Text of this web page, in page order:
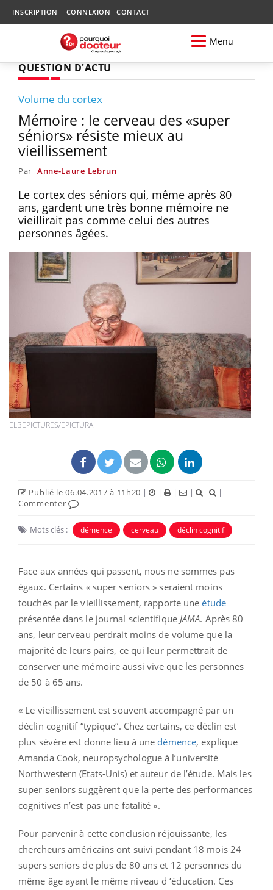
INSCRIPTION CONNEXION CONTACT
Menu
QUESTION D'ACTU
Volume du cortex
Mémoire : le cerveau des «super
séniors» résiste mieux au
vieillissement
Par Anne-Laure Lebrun
Le cortex des séniors qui, même après 80
ans, gardent une très bonne mémoire ne
vieillirait pas comme celui des autres
personnes âgées.
ELBEPICTURES/EPICTURA
Publié le 06.04.2017 à 11h20 | | | |
|
Commenter
Mots clés : démence cerveau déclin cognitif
Face aux années qui passent, nous ne sommes pas
égaux. Certains « super seniors » seraient moins
touchés par le vieillissement, rapporte uneétude
présentée dans le journal scientifique JAMA. Après 80
ans, leur cerveau perdrait moins de volume que la
majorité de leurs pairs, ce qui leur permettrait de
conserver une mémoire aussi vive que les personnes
de 50 à 65 ans.
« Le vieillissement est souvent accompagné par un
déclin cognitif “typique“. Chez certains, ce déclin est
plus sévère est donne lieu à une démence, explique
Amanda Cook, neuropsychologue à l’université
Northwestern (Etats-Unis) et auteur de l’étude. Mais les
super seniors suggèrent que la perte des performances
cognitives n’est pas une fatalité ».
Pour parvenir à cette conclusion réjouissante, les
chercheurs américains ont suivi pendant 18 mois 24
supers seniors de plus de 80 ans et 12 personnes du
même âge ayant le même niveau d ‘éducation. Ces